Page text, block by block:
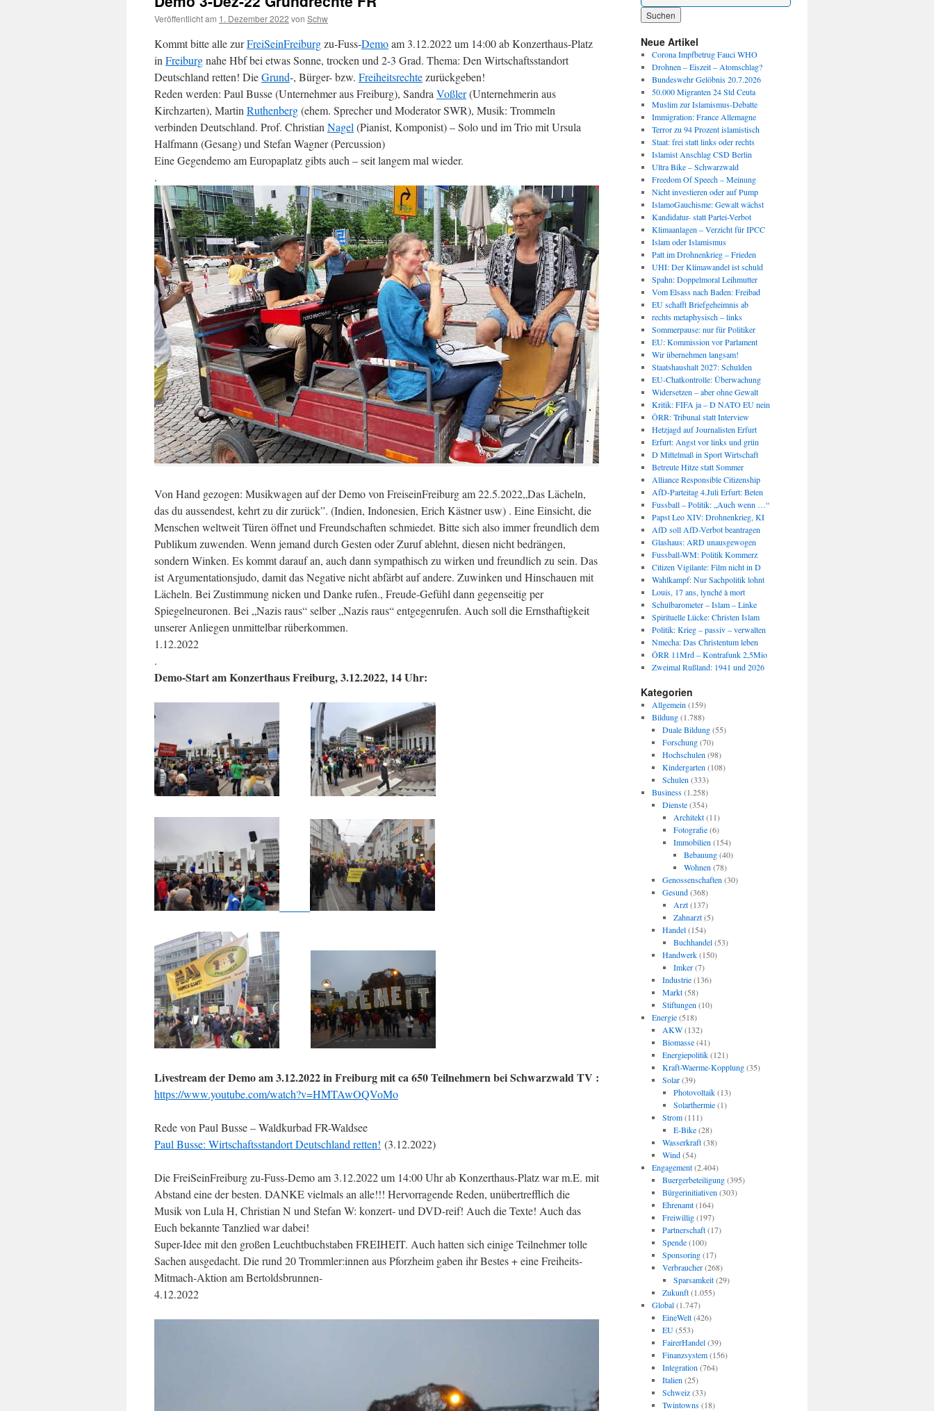
Veröffentlicht am 1. Dezember 2022 von Schw
Kommt bitte alle zurFreiSeinFreiburgzu-Fuss-Demoam 3.12.2022 um 14:00 ab Konzerthaus-Platz
in Freiburgnahe Hbf bei etwas Sonne, trocken und 2-3 Grad. Thema: Den Wirtschaftsstandort
Deutschland retten! DieGrund-, Bürger- bzw. Freiheitsrechtezurückgeben!
Reden werden: Paul Busse (Unternehmer aus Freiburg), Sandra Voßler(Unternehmerin aus
Kirchzarten), Martin Ruthenberg(ehem. Sprecher und Moderator SWR), Musik: Trommeln
verbinden Deutschland. Prof. Christian Nagel (Pianist, Komponist) – Solo und im Trio mit Ursula
Halfmann (Gesang) und Stefan Wagner (Percussion)
Eine Gegendemo am Europaplatz gibts auch – seit langem mal wieder.
.
Von Hand gezogen: Musikwagen auf der Demo von FreiseinFreiburg am 22.5.2022„Das Lächeln,
das du aussendest, kehrt zu dir zurück”. (Indien, Indonesien, Erich Kästner usw) . Eine Einsicht, die
Menschen weltweit Türen öffnet und Freundschaften schmiedet. Bitte sich also immer freundlich dem
Publikum zuwenden. Wenn jemand durch Gesten oder Zuruf ablehnt, diesen nicht bedrängen,
sondern Winken. Es kommt darauf an, auch dann sympathisch zu wirken und freundlich zu sein. Das
ist Argumentationsjudo, damit das Negative nicht abfärbt auf andere. Zuwinken und Hinschauen mit
Lächeln. Bei Zustimmung nicken und Danke rufen., Freude-Gefühl dann gegenseitig per
Spiegelneuronen. Bei „Nazis raus“ selber „Nazis raus“ entgegenrufen. Auch soll die Ernsthaftigkeit
unserer Anliegen unmittelbar rüberkommen.
1.12.2022
.
Demo-Start am Konzerthaus Freiburg, 3.12.2022, 14 Uhr:
Livestream der Demo am 3.12.2022 in Freiburg mit ca 650 Teilnehmern bei Schwarzwald TV :
https://www.youtube.com/watch?v=HMTAwOQVoMo
Rede von Paul Busse – Waldkurbad FR-Waldsee
Paul Busse: Wirtschaftsstandort Deutschland retten! (3.12.2022)
Die FreiSeinFreiburg zu-Fuss-Demo am 3.12.2022 um 14:00 Uhr ab Konzerthaus-Platz war m.E. mit
Abstand eine der besten. DANKE vielmals an alle!!! Hervorragende Reden, unübertrefflich die
Musik von Lula H, Christian N und Stefan W: konzert- und DVD-reif! Auch die Texte! Auch das
Euch bekannte Tanzlied war dabei!
Super-Idee mit den großen Leuchtbuchstaben FREIHEIT. Auch hatten sich einige Teilnehmer tolle
Sachen ausgedacht. Die rund 20 Trommler:innen aus Pforzheim gaben ihr Bestes + eine Freiheits-
Mitmach-Aktion am Bertoldsbrunnen-
4.12.2022
Neue Artikel
Corona Impfbetrug Fauci WHO
Drohnen – Eiszeit – Atomschlag?
Bundeswehr Gelöbnis 20.7.2026
50.000 Migranten 24 Std Ceuta
Muslim zur Islamismus-Debatte
Immigration: France Allemagne
Terror zu 94 Prozent islamistisch
Staat: frei statt links oder rechts
Islamist Anschlag CSD Berlin
Ultra Bike – Schwarzwald
Freedom Of Speech – Meinung
Nicht investieren oder auf Pump
IslamoGauchisme: Gewalt wächst
Kandidatur- statt Partei-Verbot
Klimaanlagen – Verzicht für IPCC
Islam oder Islamismus
Patt im Drohnenkrieg – Frieden
UHI: Der Klimawandel ist schuld
Spahn: Doppelmoral Leihmutter
Vom Elsass nach Baden: Freibad
EU schafft Briefgeheimnis ab
rechts metaphysisch – links
Sommerpause: nur für Politiker
EU: Kommission vor Parlament
Wir übernehmen langsam!
Staatshaushalt 2027: Schulden
EU-Chatkontrolle: Überwachung
Widersetzen – aber ohne Gewalt
Kritik: FIFA ja – D NATO EU nein
ÖRR: Tribunal statt Interview
Hetzjagd auf Journalisten Erfurt
Erfurt: Angst vor links und grün
D Mittelmaß in Sport Wirtschaft
Betreute Hitze statt Sommer
Alliance Responsible Citizenship
AfD-Parteitag 4.Juli Erfurt: Beten
Fussball – Politik: „Auch wenn …“
Papst Leo XIV: Drohnenkrieg, KI
AfD soll AfD-Verbot beantragen
Glashaus: ARD unausgewogen
Fussball-WM: Politik Kommerz
Citizen Vigilante: Film nicht in D
Wahlkampf: Nur Sachpolitik lohnt
Louis, 17 ans, lynché à mort
Schulbarometer – Islam – Linke
Spirituelle Lücke: Christen Islam
Politik: Krieg – passiv – verwalten
Nmecha: Das Christentum leben
ÖRR 11Mrd – Kontrafunk 2,5Mio
Zweimal Rußland: 1941 und 2026
Kategorien
Allgemein (159)
Bildung(1.788)
Duale Bildung(55)
Forschung(70)
Hochschulen (98)
Kindergarten (108)
Schulen (333)
Business(1.258)
Dienste(354)
Architekt(11)
Fotografie(6)
Immobilien (154)
Bebauung(40)
Wohnen (78)
Genossenschaften (30)
Gesund(368)
Arzt(137)
Zahnarzt(5)
Handel(154)
Buchhandel(53)
Handwerk(150)
Imker(7)
Industrie(136)
Markt(58)
Stiftungen (10)
Energie(518)
AKW(132)
Biomasse(41)
Energiepolitik(121)
Kraft-Waerme-Kopplung(35)
Solar(39)
Photovoltaik(13)
Solarthermie(1)
Strom(111)
E-Bike(28)
Wasserkraft(38)
Wind(54)
Engagement(2.404)
Buergerbeteiligung(395)
Bürgerinitiativen (303)
Ehrenamt(164)
Freiwillig(197)
Partnerschaft(17)
Spende(100)
Sponsoring(17)
Verbraucher(268)
Sparsamkeit(29)
Zukunft(1.055)
Global(1.747)
EineWelt(426)
EU(553)
FairerHandel(39)
Finanzsystem(156)
Integration (764)
Italien (25)
Schweiz(33)
Twintowns(18)